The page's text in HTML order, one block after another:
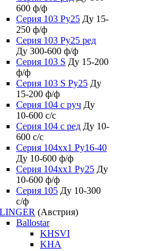
600 ф/ф
Серия 103 Ру25 Ду 15-
250 ф/ф
Серия 103 Ру25 ред
Ду 300-600 ф/ф
Серия 103 S Ду 15-200
ф/ф
Серия 103 S Ру25 Ду
15-200 ф/ф
Серия 104 с руч Ду
10-600 с/с
Серия 104 с ред Ду 10-
600 с/с
Серия 104xx1 Ру16-40
Ду 10-600 ф/ф
Серия 104xx1 Ру25 Ду
10-600 ф/ф
Серия 105 Ду 10-300
с/ф
(Австрия)
Ballostar
KHSVI
KHA